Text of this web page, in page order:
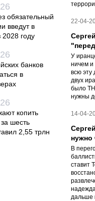
обязательный
введут в
2028 году
банков
в
копить
шесть
2,55 трлн
22-04-
У
ничем и
всю эту
двух
было
нужны
14-04-
нужно
В
ставит
дальше